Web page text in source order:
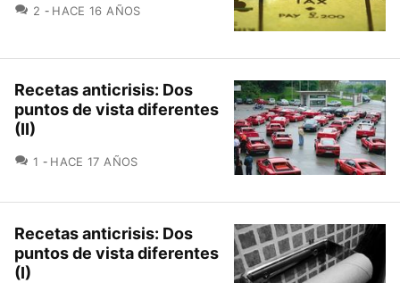
2 COMENTARIOS
HACE 16 AÑOS
Recetas anticrisis: Dos
puntos de vista diferentes
(II)
1 COMENTARIOS
HACE 17 AÑOS
Recetas anticrisis: Dos
puntos de vista diferentes
(I)